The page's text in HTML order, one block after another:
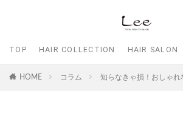
TOP HAIR COLLECTION HAIR SALON
HOME コラム 知らなきゃ損！おしゃれ